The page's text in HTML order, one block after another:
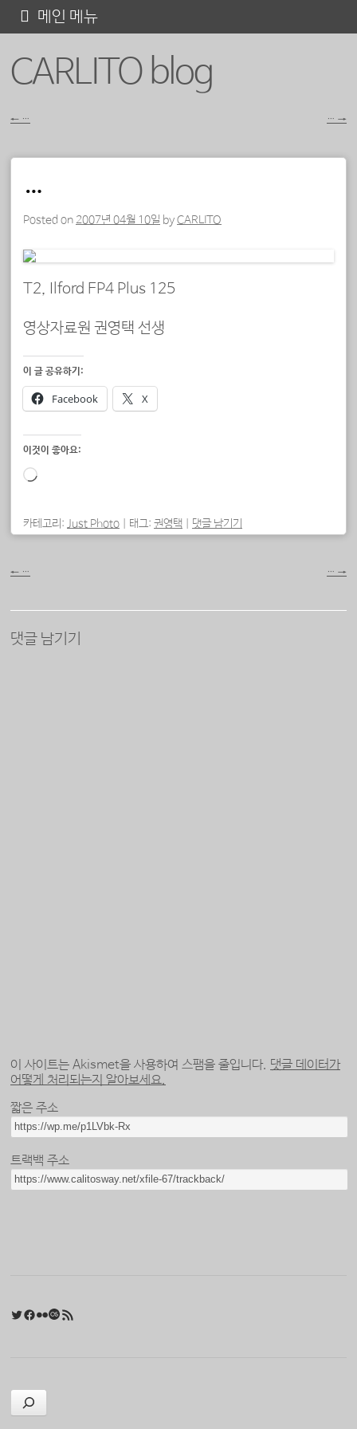
CARLITO blog
메인 메뉴
텐
← … … →
…
Posted on 2007년 04월 10일 byCARLITO
T2, Ilford FP4 Plus 125
영상자료원 권영택 선생
이 글 공유하기:
Facebook X
이것이 좋아요:
로
중...
카테고리: Just Photo 태그: 권영택 댓글 남기기
← … … →
댓글 남기기
이 사이트는 Akismet을 사용하여 스팸을 줄입니다. 댓글 데이터가
어떻게 처리되는지 알아보세요.
짧은 주소
트랙백 주소
Twitter
Facebook
FlickrLast.fm
검색